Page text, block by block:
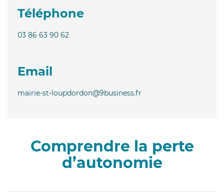
Téléphone
03 86 63 90 62
Email
mairie-st-loupdordon@9business.fr
Comprendre la perte
d’autonomie